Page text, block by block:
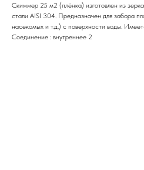
Скиммер 25 м2 (плёнка) изготовлен из
стали AISI 304. Предназначен для забора
насекомых и т.д.) с поверхности воды.
Соединение : внутреннее 2